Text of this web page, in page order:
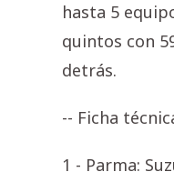
hasta 5
quintos con
detrás.
-- Ficha
1 - Parma: